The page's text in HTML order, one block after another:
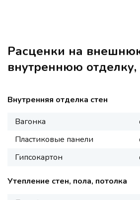
Расценки на
внутреннюю отделку,
Внутренняя отделка стен
Вагонка
Пластиковые панели
Гипсокартон
Утепление стен, пола, потолка